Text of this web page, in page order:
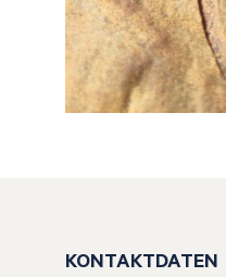
KONTAKTDATEN